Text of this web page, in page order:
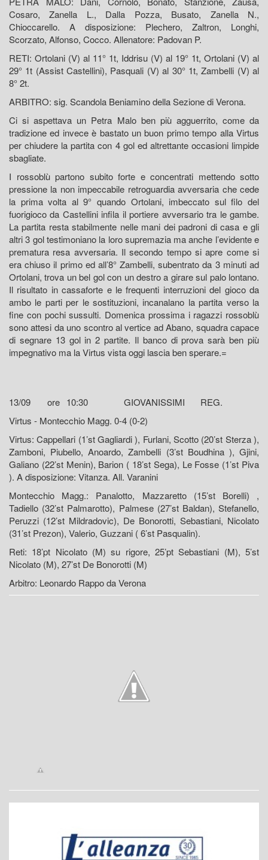
Cosaro, Zanella L., Dalla Pozza, Busato, Zanella N.,
Chioccarello. A disposizione: Plechero, Zaltron, Longhi,
Scorzato, Alfonso, Cocco. Allenatore: Padovan P.
RETI: Ortolani (V) al 11° 1t, Iddrisu (V) al 19° 1t, Ortolani (V) al
29° 1t (Assist Castellini), Pasquali (V) al 30° 1t, Zambelli (V) al
8° 2t.
ARBITRO: sig. Scandola Beniamino della Sezione di Verona.
Ci si aspettava un Petra Malo ben più agguerrito, come da
tradizione ed invece è bastato un buon primo tempo alla Virtus
per chiudere la partita con 4 gol ed altrettante occasioni limpide
sbagliate.
I rossoblù partono subito forte e concentrati mettendo sotto
pressione la non impeccabile retroguardia avversaria che cede
la prima volta al 9° quando Ortolani, imbeccato sul filo del
fuorigioco da Castellini infila il portiere avversario tra le gambe.
La partita resta stabilmente nelle mani dei padroni di casa e gli
altri 3 gol testimoniano la loro supremazia ma anche l’evidente e
prematura resa avversaria. Il secondo tempo si apre come si
era chiuso il primo ed all’8° Zambelli, subentrato da 3 minuti ad
Ortolani, trova un bel gol con un destro a girare sul palo lontano.
Il risultato in cassaforte e le frequenti interruzioni del gioco da
ambo le parti per le sostituzioni, incanalano la partita verso la
fine con pochi sussulti. Domenica prossima i ragazzi rossoblù
sono attesi da uno scontro al vertice ad Abano, squadra capace
di segnare 13 gol in 2 partite. Il banco di prova sarà ben più
impegnativo ma la Virtus vista oggi lascia ben sperare.=
13/09 ore 10:30 GIOVANISSIMI
REG.
Virtus - Montecchio Magg. 0-4 (0-2)
Virtus: Cappellari (1’st Gagliardi ), Furlani, Scotto (20’st Sterza ),
Zamboni, Piubello, Anoardo, Zambelli (3’st Boudhina ), Gjini,
Galiano (22’st Menin), Barion ( 18’st Sega), Le Fosse (1’st Piva
). A disposizione: Vitanza. All. Varanini
Montecchio Magg.: Panalotto, Mazzaretto (15’st Borelli) ,
Tadiello (32’st Palmarotto), Palmese (27’st Baldan), Stefanello,
Peruzzi (12’st Mildradovic), De Bonorotti, Sebastiani, Nicolato
(31’st Prezon), Valerio, Guzzani ( 6’st Pasqualin).
Reti: 18’pt Nicolato (M) su rigore, 25’pt Sebastiani (M), 5’st
Nicolato (M), 27’st De Bonorotti (M)
Arbitro: Leonardo Rappo da Verona